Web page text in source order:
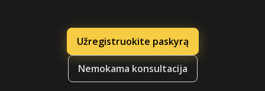
Užregistruokite paskyrą
Nemokama konsultacija